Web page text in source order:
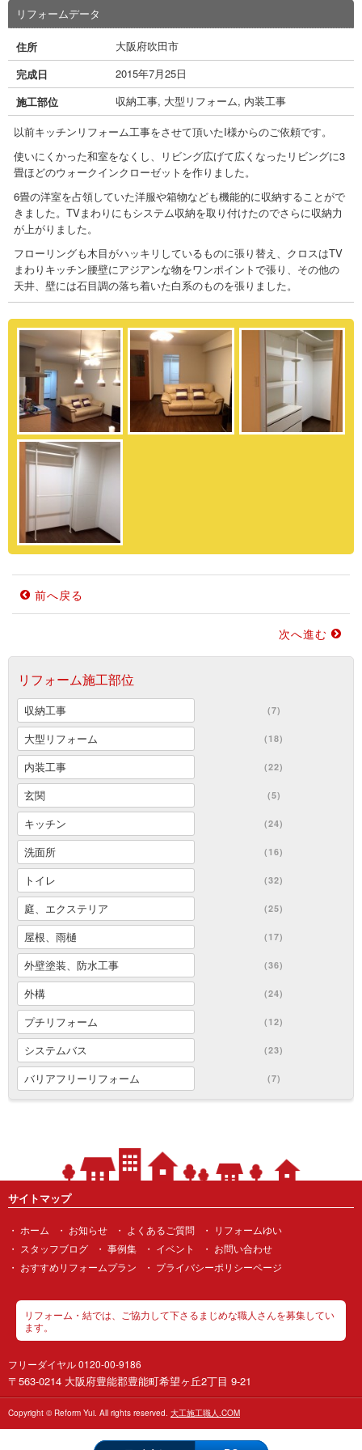
リフォームデータ
住所
大阪府吹田市
完成日
2015年7月25日
施工部位
収納工事, 大型リフォーム, 内装工事
以前キッチンリフォーム工事をさせて頂いたI様からのご依頼です。
使いにくかった和室をなくし、リビング広げて広くなったリビングに3
畳ほどのウォークインクローゼットを作りました。
6畳の洋室を占領していた洋服や箱物なども機能的に収納することがで
きました。TVまわりにもシステム収納を取り付けたのでさらに収納力
が上がりました。
フローリングも木目がハッキリしているものに張り替え、クロスはTV
まわりキッチン腰壁にアジアンな物をワンポイントで張り、その他の
天井、壁には石目調の落ち着いた白系のものを張りました。
前へ戻る
次へ進む
リフォーム施工部位
収納工事 (7)
大型リフォーム (18)
内装工事 (22)
玄関 (5)
キッチン (24)
洗面所 (16)
トイレ (32)
庭、エクステリア (25)
屋根、雨樋 (17)
外壁塗装、防水工事 (36)
外構 (24)
プチリフォーム (12)
システムバス (23)
バリアフリーリフォーム (7)
サイトマップ
ホーム お知らせ よくあるご質問
リフォームゆい
スタッフブログ
事例集 イベント
お問い合わせ
おすすめリフォームプラン
プライバシーポリシーページ
リフォーム・結では、ご協力して下さるまじめな職人さんを募集してい
ます。
フリーダイヤル 0120-00-9186
〒563-0214 大阪府豊能郡豊能町希望ヶ丘2丁目 9-21
Copyright © Reform Yui. All rights reserved. 大工施工職人.COM